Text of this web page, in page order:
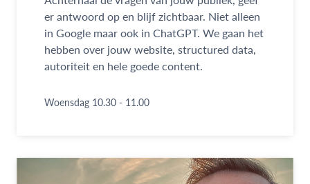
er antwoord op en blijf zichtbaar. Niet alleen
in Google maar ook in ChatGPT. We gaan het
hebben over jouw website, structured data,
autoriteit en hele goede content.
Woensdag 10.30 - 11.00